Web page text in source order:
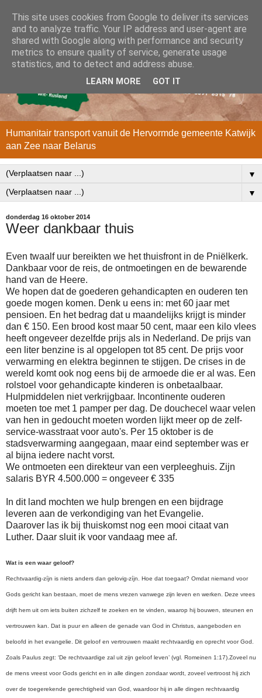
Humanitair transport vanuit de Hervormde gemeente Katwijk
aan Zee naar Belarus
▼
▼
donderdag 16 oktober 2014
Weer dankbaar thuis
Even twaalf uur bereikten we het thuisfront in de Pniëlkerk.
Dankbaar voor de reis, de ontmoetingen en de bewarende
hand van de Heere.
We hopen dat de goederen gehandicapten en ouderen ten
goede mogen komen. Denk u eens in: met 60 jaar met
pensioen. En het bedrag dat u maandelijks krijgt is minder
dan € 150. Een brood kost maar 50 cent, maar een kilo vlees
heeft ongeveer dezelfde prijs als in Nederland. De prijs van
een liter benzine is al opgelopen tot 85 cent. De prijs voor
verwarming en elektra beginnen te stijgen. De crises in de
wereld komt ook nog eens bij de armoede die er al was. Een
rolstoel voor gehandicapte kinderen is onbetaalbaar.
Hulpmiddelen niet verkrijgbaar. Incontinente ouderen
moeten toe met 1 pamper per dag. De douchecel waar velen
van hen in gedoucht moeten worden lijkt meer op de zelf-
service-wasstraat voor auto's. Per 15 oktober is de
stadsverwarming aangegaan, maar eind september was er
al bijna iedere nacht vorst.
We ontmoeten een direkteur van een verpleeghuis. Zijn
salaris BYR 4.500.000 = ongeveer € 335
In dit land mochten we hulp brengen en een bijdrage
leveren aan de verkondiging van het Evangelie.
Daarover las ik bij thuiskomst nog een mooi citaat van
Luther. Daar sluit ik voor vandaag mee af.
Wat is een waar geloof?
Rechtvaardig-zíjn is niets anders dan gelovig-zíjn. Hoe dat toegaat? Omdat niemand voor
Gods gericht kan bestaan, moet de mens vrezen vanwege zijn leven en werken. Deze vrees
drijft hem uit om iets buiten zichzelf te zoeken en te vinden, waarop hij bouwen, steunen en
vertrouwen kan. Dat is puur en alleen de genade van God in Christus, aangeboden en
beloofd in het evangelie. Dit geloof en vertrouwen maakt rechtvaardig en oprecht voor God.
Zoals Paulus zegt: ‘De rechtvaardige zal uit zijn geloof leven’ (vgl. Romeinen 1:17). Zoveel nu
de mens vreest voor Gods gericht en in alle dingen zondaar wordt, zoveel vertroost hij zich
over de toegerekende gerechtigheid van God, waardoor hij in alle dingen rechtvaardig
This site uses cookies from Google to deliver its services
and to analyze traffic. Your IP address and user-agent are
shared with Google along with performance and security
metrics to ensure quality of service, generate usage
statistics, and to detect and address abuse.
LEARN MORE GOT IT